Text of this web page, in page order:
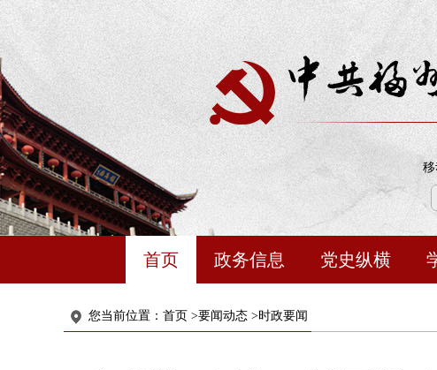
移
首页 政务信息 党史纵横
您当前位置： 首页 >要闻动态 >时政要闻